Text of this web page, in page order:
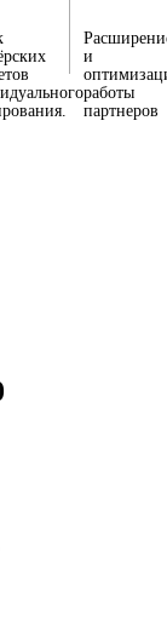
и
работы
партнеров